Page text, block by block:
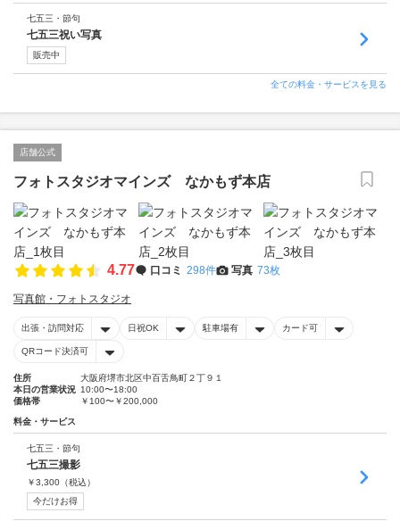
七五三・節句
七五三祝い写真
販売中
全ての料金・サービスを見る
店舗公式
フォトスタジオマインズ なかもず本店
4.77 口コミ 298件 写真 73枚
写真館・フォトスタジオ
出張・訪問対応 日祝OK 駐車場有 カード可
QRコード決済可
住所
大阪府堺市北区中百舌鳥町２丁９１
本日の営業状況 10:00〜18:00
価格帯
￥100〜￥200,000
料金・サービス
七五三・節句
七五三撮影
￥3,300 （税込）
今だけお得